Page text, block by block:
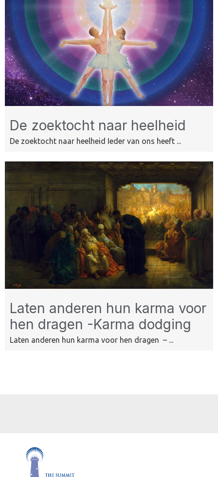
De zoektocht naar heelheid
De zoektocht naar heelheid Ieder van ons heeft ...
Laten anderen hun karma voor
hen dragen -Karma dodging
Laten anderen hun karma voor hen dragen – ...